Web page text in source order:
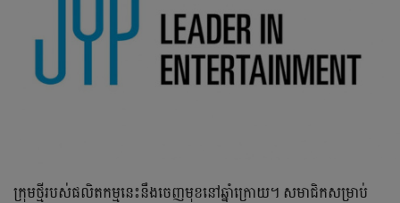
ក្រុម​ថ្មី​របស់ផលិតកម្ម​នេះនឹង​ចេញមុខនៅឆ្នាំក្រោយ។ សមាជិក​សម្រាប់​